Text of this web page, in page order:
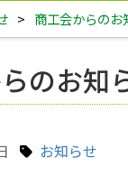
> 商工会からのお
のお知
お知らせ